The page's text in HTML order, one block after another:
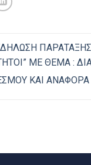
ΠΑΡΑΤΑΞΗΣ
ΜΕ ΘΕΜΑ :
ΚΑΙ